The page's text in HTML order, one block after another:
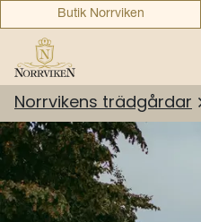
Butik Norrviken
Norrvikens trädgårdar